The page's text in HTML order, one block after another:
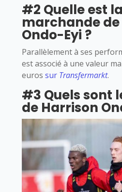
#2 Quelle est
marchande
Ondo-Eyi ?
Parallèlement à ses
est associé à une valeur
euros sur Transfermarkt.
#3 Quels sont
de Harrison